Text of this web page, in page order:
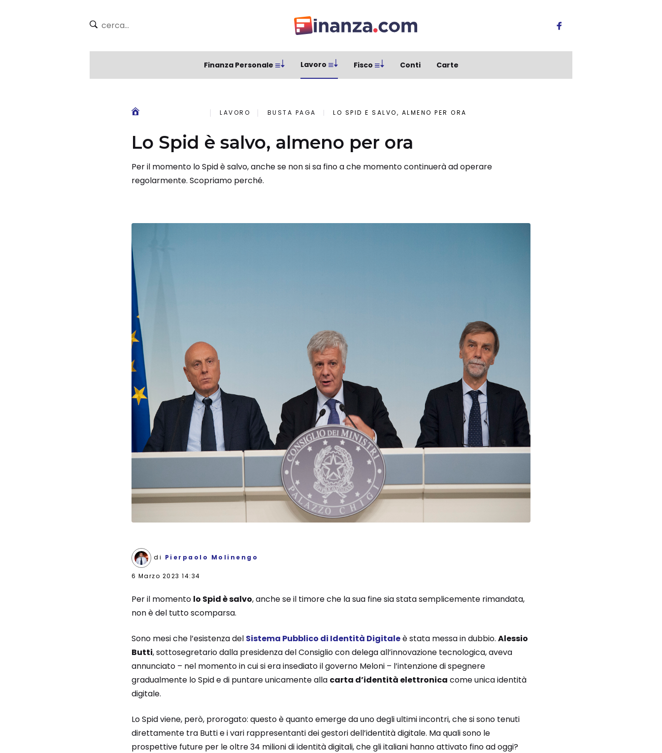
Finanza Personale Lavoro Fisco Conti Carte
LAVORO BUSTA PAGA LO SPID È SALVO, ALMENO PER ORA
Lo Spid è salvo, almeno per ora
Per il momento lo Spid è salvo, anche se non si sa fino a che momento continuerà ad operare
regolarmente. Scopriamo perché.
di Pierpaolo Molinengo
6 Marzo 2023 14:34
Per il momento lo Spid è salvo, anche se il timore che la sua fine sia stata semplicemente rimandata,
non è del tutto scomparsa.
Sono mesi che l’esistenza del Sistema Pubblico di Identità Digitaleè stata messa in dubbio. Alessio
Butti, sottosegretario dalla presidenza del Consiglio con delega all’innovazione tecnologica, aveva
annunciato – nel momento in cui si era insediato il governo Meloni – l’intenzione di spegnere
gradualmente lo Spid e di puntare unicamente alla carta d’identità elettronica come unica identità
digitale.
Lo Spid viene, però, prorogato: questo è quanto emerge da uno degli ultimi incontri, che si sono tenuti
direttamente tra Butti e i vari rappresentanti dei gestori dell’identità digitale. Ma quali sono le
prospettive future per le oltre 34 milioni di identità digitali, che gli italiani hanno attivato fino ad oggi?